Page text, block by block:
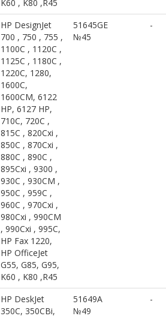
K60 , K80 ,R45
HP DesignJet
700 , 750 , 755 ,
1100C , 1120C ,
1125C , 1180C ,
1220C, 1280,
1600C,
1600CM, 6122
HP, 6127 HP,
710C, 720C ,
815C , 820Cxi ,
850C , 870Cxi ,
880C , 890C ,
895Cxi , 9300 ,
930C , 930CM ,
950C , 959C ,
960C , 970Cxi ,
980Cxi , 990CM
, 990Cxi , 995C,
HP Fax 1220,
HP OfficeJet
G55, G85, G95,
K60 , K80 ,R45
51645GE
№45
-
HP DeskJet
350C, 350CBi,
51649A
№49
-